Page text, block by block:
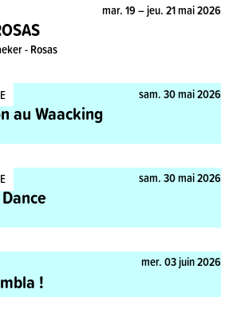
mar. 19 – jeu. 21 mai 2026
- Rosas
sam. 30 mai 2026
au Waacking
sam. 30 mai 2026
mer. 03 juin 2026
!